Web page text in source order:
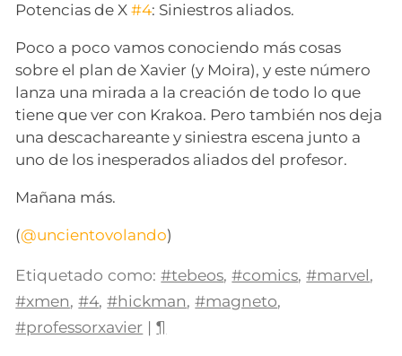
Potencias de X#4: Siniestros aliados.
Poco a poco vamos conociendo más cosas
sobre el plan de Xavier (y Moira), y este número
lanza una mirada a la creación de todo lo que
tiene que ver con Krakoa. Pero también nos deja
una descachareante y siniestra escena junto a
uno de los inesperados aliados del profesor.
Mañana más.
(@uncientovolando)
Etiquetado como: #tebeos,#comics,#marvel,
#xmen,#4,#hickman,#magneto,
#professorxavier |¶